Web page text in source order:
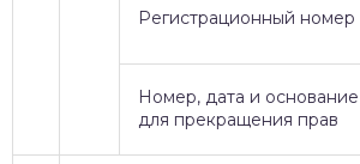
Регистрационный номер
Номер, дата и основание
для прекращения прав